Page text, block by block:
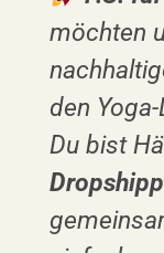
möchten
den
Du bist